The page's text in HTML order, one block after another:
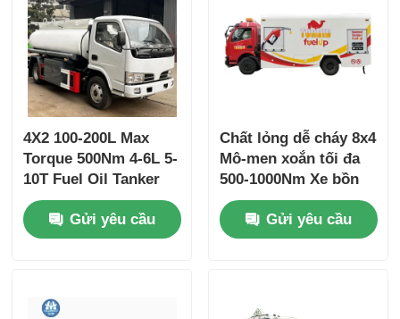
4X2 100-200L Max
Torque 500Nm 4-6L 5-
10T Fuel Oil Tanker
Truck Xe vận chuyển
Gửi yêu cầu
Chất lỏng dễ cháy 8x4
Mô-men xoắn tối đa
500-1000Nm Xe bồn
chở dầu nhiên liệu
Gửi yêu cầu